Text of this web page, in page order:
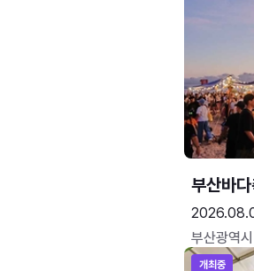
부산바다
부산광역
개최중